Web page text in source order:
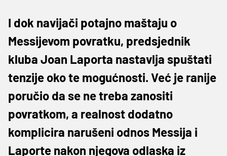
I dok navijači potajno maštaju o
Messijevom povratku, predsjednik
kluba Joan Laporta nastavlja spuštati
tenzije oko te mogućnosti. Već je ranije
poručio da se ne treba zanositi
povratkom, a realnost dodatno
komplicira narušeni odnos Messija i
Laporte nakon njegova odlaska iz